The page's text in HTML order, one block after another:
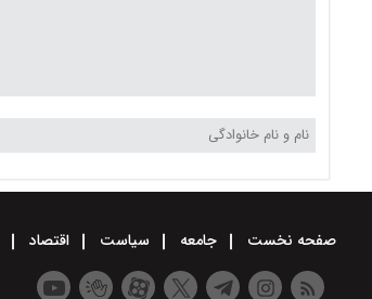
صفحه نخست جامعه سیاست اقتصاد